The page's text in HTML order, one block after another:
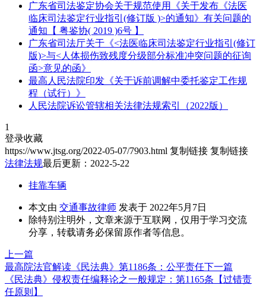
广东省司法鉴定协会关于规范使用《关于发布《法医
临床司法鉴定行业指引(修订版 )>的通知》有关问题的
通知【 粤鉴协( 2019 )6号 】
广东省司法厅关于《<法医临床司法鉴定行业指引(修订
版)>与<人体损伤致残度分级部分标准冲突问题的征询
函>意见的函》
最高人民法院印发《关于诉前调解中委托鉴定工作规
程（试行）》
人民法院诉讼管辖相关法律法规索引（2022版）
1
登录收藏
https://www.jtsg.org/2022-05-07/7903.html 复制链接 复制链接
法律法规最后更新：2022-5-22
挂靠车辆
本文由 交通事故律师 发表于 2022年5月7日
除特别注明外，文章来源于互联网，仅用于学习交流
分享，转载请务必保留原作者等信息。
上一篇
最高院法官解读《民法典》第1186条：公平责任下一篇
《民法典》侵权责任编释论之一般规定：第1165条【过错责
任原则】